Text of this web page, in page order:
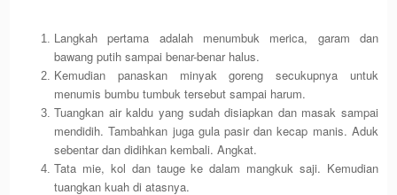
Langkah pertama adalah menumbuk merica, garam dan
bawang putih sampai benar-benar halus.
Kemudian panaskan minyak goreng secukupnya untuk
menumis bumbu tumbuk tersebut sampai harum.
Tuangkan air kaldu yang sudah disiapkan dan masak sampai
mendidih. Tambahkan juga gula pasir dan kecap manis. Aduk
sebentar dan didihkan kembali. Angkat.
Tata mie, kol dan tauge ke dalam mangkuk saji. Kemudian
tuangkan kuah di atasnya.